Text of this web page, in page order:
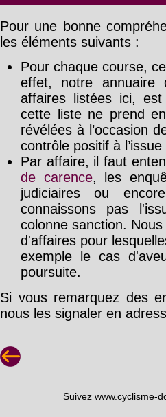
Pour une bonne
les éléments suivants :
Pour chaque course,
effet, notre annuaire
affaires listées ici,
cette liste ne prend
révélées à l’occasion
contrôle positif à
Par affaire, il faut
de carence, les
judiciaires ou
connaissons pas
colonne sanction.
d'affaires pour
exemple le cas
poursuite.
Si vous remarquez des
nous les signaler en
Suivez www.cyclisme-